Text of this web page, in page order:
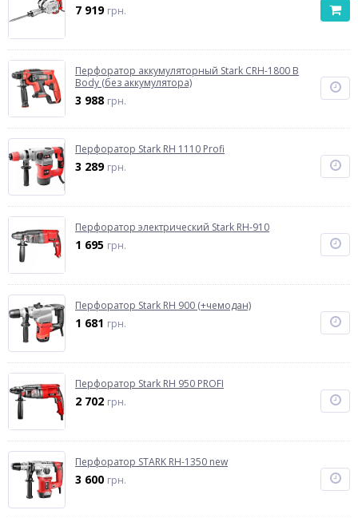
7 919 грн.
Перфоратор аккумуляторный Stark CRH-1800 B
Body (без аккумулятора)
3 988 грн.
Перфоратор Stark RH 1110 Profi
3 289 грн.
Перфоратор электрический Stark RH-910
1 695 грн.
Перфоратор Stark RH 900 (+чемодан)
1 681 грн.
Перфоратор Stark RH 950 PROFI
2 702 грн.
Перфоратор STARK RH-1350 new
3 600 грн.